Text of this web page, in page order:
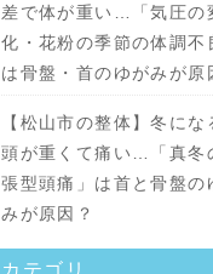
差で体が重い…「気圧の
化・花粉の季節の体調不
は骨盤・首のゆがみが原
【松山市の整体】冬にな
頭が重くて痛い…「真冬
張型頭痛」は首と骨盤の
みが原因？
カテゴリ